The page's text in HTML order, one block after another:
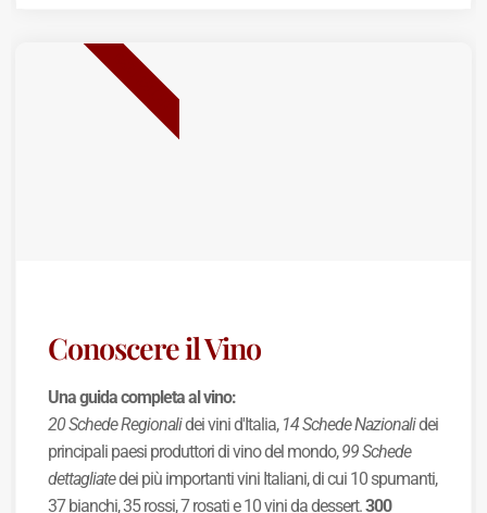
Conoscere il Vino
Una guida completa al vino:
20 Schede Regionalidei vini d'Italia, 14 Schede Nazionalidei
principali paesi produttori di vino del mondo,99 Schede
dettagliatedei più importanti vini Italiani, di cui 10 spumanti,
37 bianchi, 35 rossi, 7 rosati e 10 vini da dessert.300
BEST SELLER